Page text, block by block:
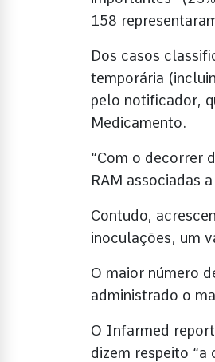
158
Dos casos
temporária
pelo notificador,
Medicamento.
“Com o decorrer
RAM associadas
Contudo,
inoculações, um
O maior número
administrado o
O Infarmed
dizem respeito